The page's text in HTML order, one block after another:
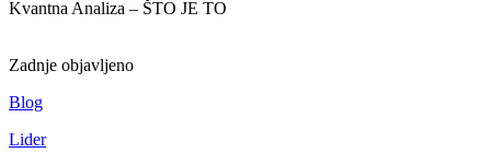
Kvantna Analiza – ŠTO JE TO
Zadnje objavljeno
Blog
Lider